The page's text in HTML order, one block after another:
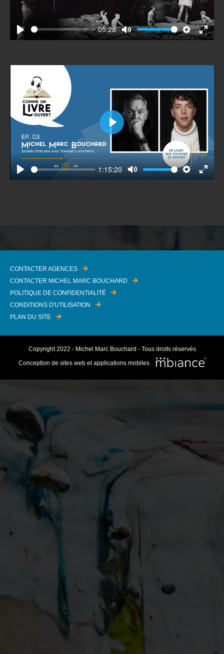
Play
05:28
Mute SettingsEnter
Play
1:15:20
Mute SettingsEnter
Play
CONTACTER AGENCES
CONTACTER MICHEL MARC BOUCHARD
POLITIQUE DE CONFIDENTIALITÉ
CONDITIONS D'UTILISATION
PLAN DU SITE
Copyright 2022 - Michel Marc Bouchard - Tous droits réservés
Conception de sites web et applications mobiles